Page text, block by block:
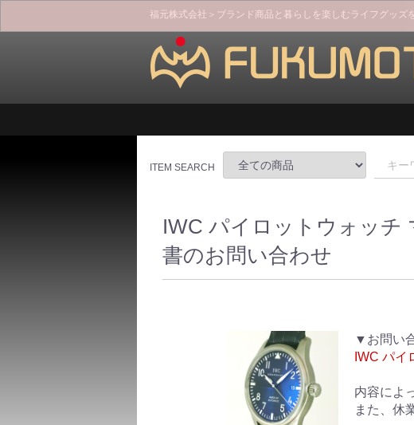
福元株式会社＞ブランド商品と暮らしを楽しむライフグッズ
ITEM SEARCH
IWC パイロットウォッチ
書のお問い合わせ
▼お問い
IWC パイ
内容によ
また、休